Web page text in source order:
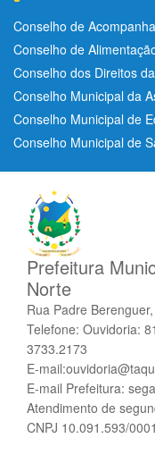
Conselho de
Conselho de
Conselho dos Direitos
Conselho Municipal da
Conselho Municipal de
Conselho Municipal de
Prefeitura
Norte
Rua Padre
Telefone: Ouvidoria:
3733.2173
E-
E-mail Prefeitura:
Atendimento de
CNPJ 10.091.593/